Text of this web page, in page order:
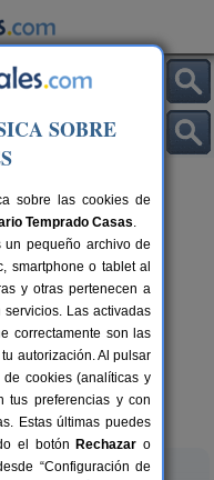
14+2 pers.
desde16 €
SOBRE
sobre las cookies de
Temprado Casas.
un pequeño archivo de
smartphone o tablet al
y otras pertenecen a
Las activadas
correctamente son las
autorización. Al pulsar
cookies (analíticas y
tus preferencias y con
Estas últimas puedes
el botón Rechazar o
“Configuración de